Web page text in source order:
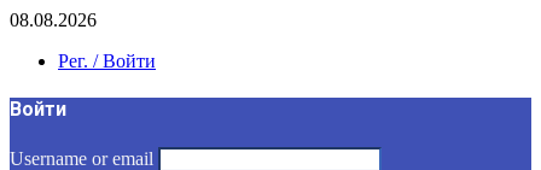
08.08.2026
Рег. / Войти
Войти
Username or email